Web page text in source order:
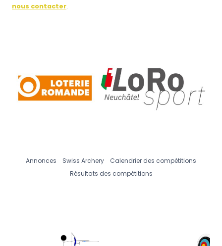
nous contacter.
Annonces Swiss Archery
Calendrier des compétitions
Résultats des compétitions